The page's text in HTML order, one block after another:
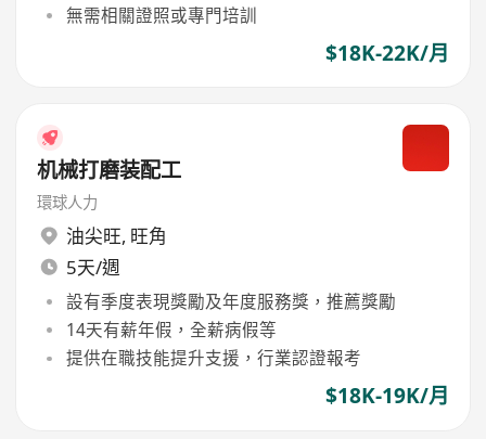
無需相關證照或專門培訓
$18K-22K/月
机械打磨装配工
環球人力
油尖旺, 旺角
5天/週
設有季度表現獎勵及年度服務獎，推薦獎勵
14天有薪年假，全薪病假等
提供在職技能提升支援，行業認證報考
$18K-19K/月